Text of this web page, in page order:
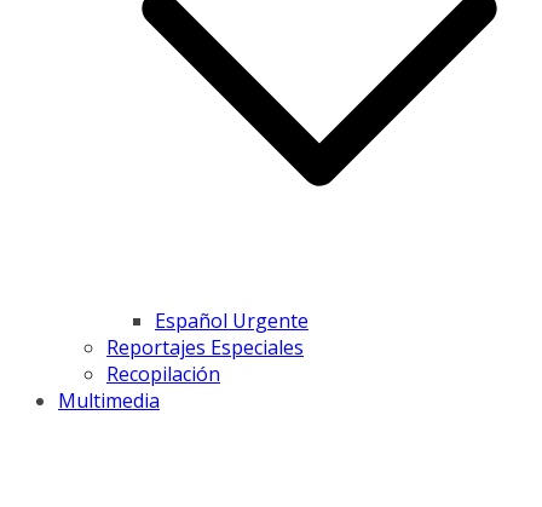
Español Urgente
Reportajes Especiales
Recopilación
Multimedia